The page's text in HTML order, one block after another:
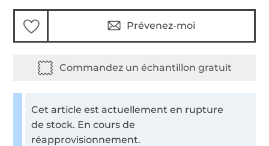
Prévenez-moi
Cet article est actuellement en rupture
de stock. En cours de
réapprovisionnement.